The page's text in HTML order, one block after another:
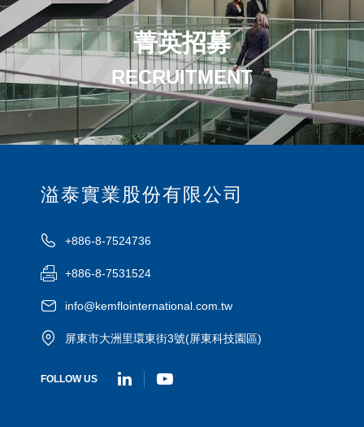
菁英招募
RECRUITMENT
溢泰實業股份有限公司
+886-8-7524736
+886-8-7531524
info@kemflointernational.com.tw
屏東市大洲里環東街3號(屏東科技園區)
FOLLOW US